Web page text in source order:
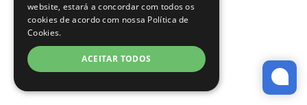
website, estará a concordar com todos os
cookies de acordo com nossa Política de
Cookies.
ACEITAR TODOS